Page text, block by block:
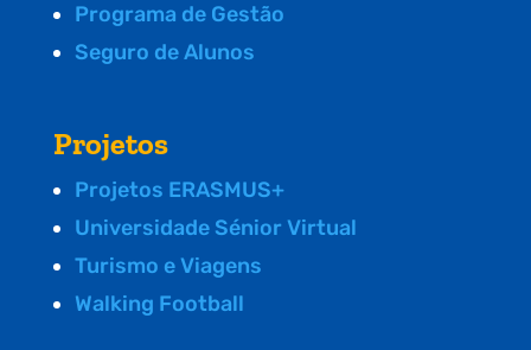
Programa de Gestão
Seguro de Alunos
Projetos
Projetos ERASMUS+
Universidade Sénior Virtual
Turismo e Viagens
Walking Football